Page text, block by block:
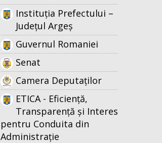
Instituția Prefectului –
Județul Argeș
Guvernul Romaniei
Senat
Camera Deputaților
ETICA - Eficiență,
Transparență și Interes
pentru Conduita din
Administrație